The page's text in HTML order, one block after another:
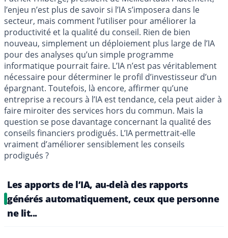
l’enjeu n’est plus de savoir si l’IA s’imposera dans le
secteur, mais comment l’utiliser pour améliorer la
productivité et la qualité du conseil. Rien de bien
nouveau, simplement un déploiement plus large de l’IA
pour des analyses qu’un simple programme
informatique pourrait faire. L’IA n’est pas véritablement
nécessaire pour déterminer le profil d’investisseur d’un
épargnant. Toutefois, là encore, affirmer qu’une
entreprise a recours à l’IA est tendance, cela peut aider à
faire miroiter des services hors du commun. Mais la
question se pose davantage concernant la qualité des
conseils financiers prodigués. L’IA permettrait-elle
vraiment d’améliorer sensiblement les conseils
prodigués ?
Les apports de l’IA, au-delà des rapports
générés automatiquement, ceux que personne
ne lit...